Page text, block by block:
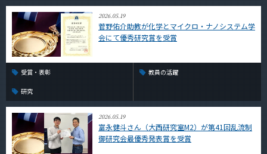
2026.05.19
菅野佑介助教が化学とマイクロ・ナノシステム学
会にて優秀研究賞を受賞
受賞・表彰 教員の活躍
研究
2026.05.19
富永健斗さん（大西研究室M2）が第41回乱流制
御研究会最優秀発表賞を受賞